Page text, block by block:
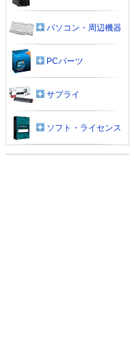
パソコン・周辺機器
PCパーツ
サプライ
ソフト・ライセンス